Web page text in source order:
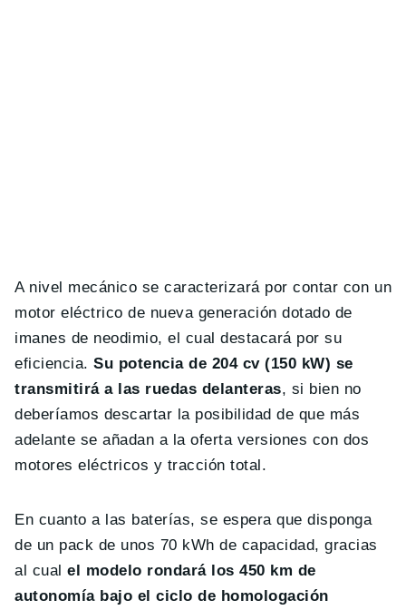
A nivel mecánico se caracterizará por contar con un
motor eléctrico de nueva generación dotado de
imanes de neodimio, el cual destacará por su
eficiencia. Su potencia de 204 cv (150 kW) se
transmitirá a las ruedas delanteras, si bien no
deberíamos descartar la posibilidad de que más
adelante se añadan a la oferta versiones con dos
motores eléctricos y tracción total.
En cuanto a las baterías, se espera que disponga
de un pack de unos 70 kWh de capacidad, gracias
al cualel modelo rondará los 450 km de
autonomía bajo el ciclo de homologación